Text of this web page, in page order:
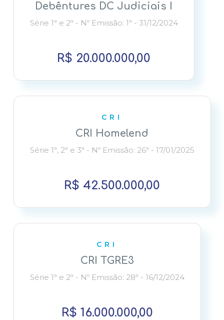
Debêntures DC Judiciais I
Série 1ª e 2ª - Nº Emissão: 1ª - 31/12/2024
R$ 20.000.000,00
CRI
CRI Homelend
Série 1ª, 2ª e 3ª - Nº Emissão: 26ª - 17/01/2025
R$ 42.500.000,00
CRI
CRI TGRE3
Série 1ª e 2ª - Nº Emissão: 28ª - 16/12/2024
R$ 16.000.000,00